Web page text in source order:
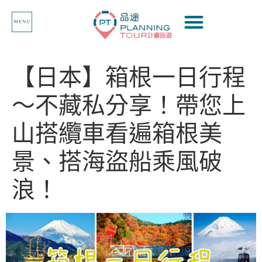
【日本】箱根一日行程
～不藏私分享！帶您上
山搭纜車看遍箱根美
景、搭海盜船乘風破
浪！